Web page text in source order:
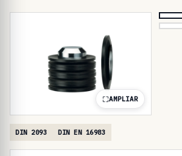
AMPLIAR
DIN 2093 DIN EN 16983